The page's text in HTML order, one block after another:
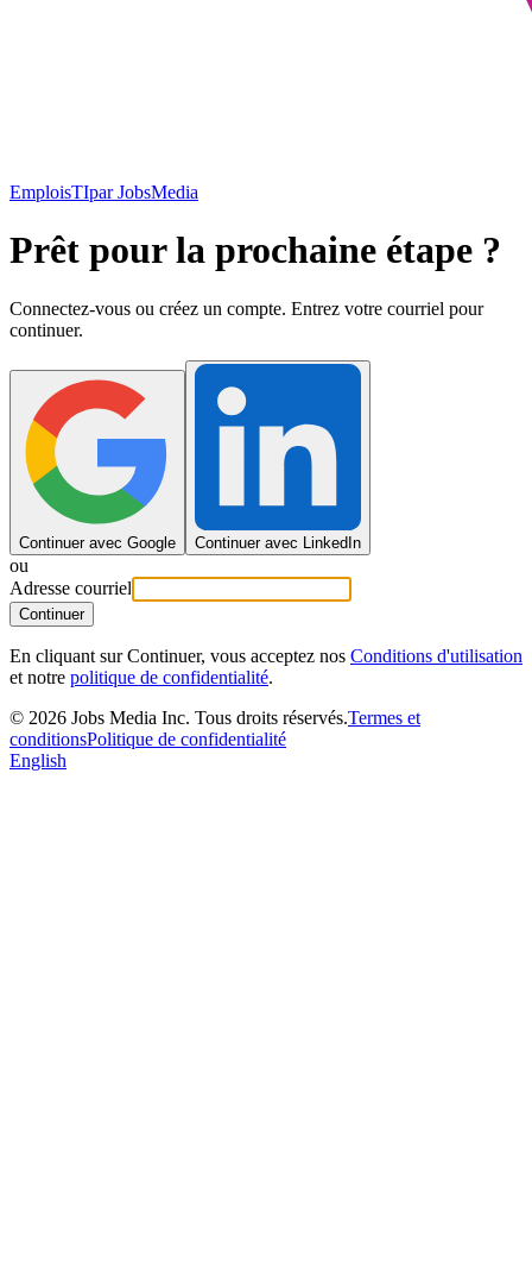
EmploisTIpar JobsMedia
Prêt pour la prochaine étape ?
Connectez-vous ou créez un compte. Entrez votre courriel pour
continuer.
Continuer avec Google Continuer avec LinkedIn
ou
Adresse courriel
Continuer
En cliquant sur Continuer, vous acceptez nos Conditions d'utilisation
et notre politique de confidentialité.
© 2026 Jobs Media Inc. Tous droits réservés.Termes et
conditionsPolitique de confidentialité
English